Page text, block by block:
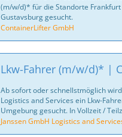
(m/w/d)* für die Standorte
Gustavsburg gesucht.
ContainerLifter GmbH
Lkw-Fahrer (m/w/d)* |
Ab sofort oder schnellstmöglich
Logistics and Services ein Lkw-
Umgebung gesucht. In Vollzeit /
Janssen GmbH Logistics and